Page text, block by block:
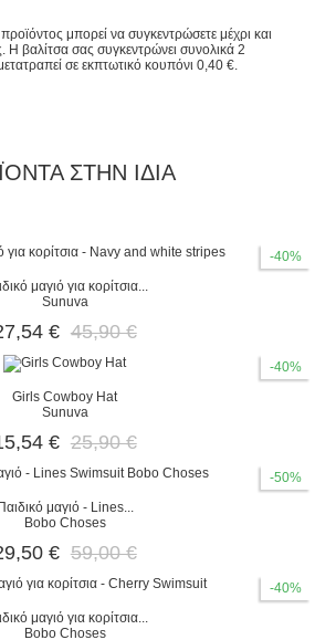
μπορεί να συγκεντρώσετε μέχρι και
. Η βαλίτσα σας συγκεντρώνει συνολικά 2
σε εκπτωτικό κουπόνι 0,40 €.
ΣΤΗΝ ΊΔΙΑ
-40%
μαγιό για κορίτσια...
Sunuva
€ 45,90 €
-40%
Girls Cowboy Hat
Sunuva
€ 25,90 €
-50%
Παιδικό μαγιό - Lines...
Bobo Choses
€ 59,00 €
-40%
μαγιό για κορίτσια...
Bobo Choses